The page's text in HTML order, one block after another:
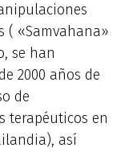
( «Samvahana»
se han
2000 años de
de
terapéuticos en
así